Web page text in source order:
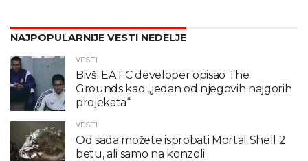
NAJPOPULARNIJE VESTI NEDELJE
VESTI
Bivši EA FC developer opisao The
Grounds kao „jedan od njegovih najgorih
projekata“
VESTI
Od sada možete isprobati Mortal Shell 2
betu, ali samo na konzoli